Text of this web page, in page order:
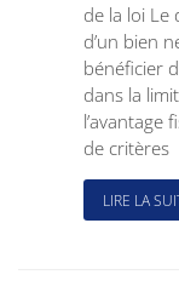
de la loi Le
d’un bien
bénéficier
dans la
l’avantage
de critères
LIRE LA